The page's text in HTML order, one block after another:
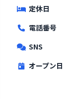
定休日
電話番号
SNS
オープン日